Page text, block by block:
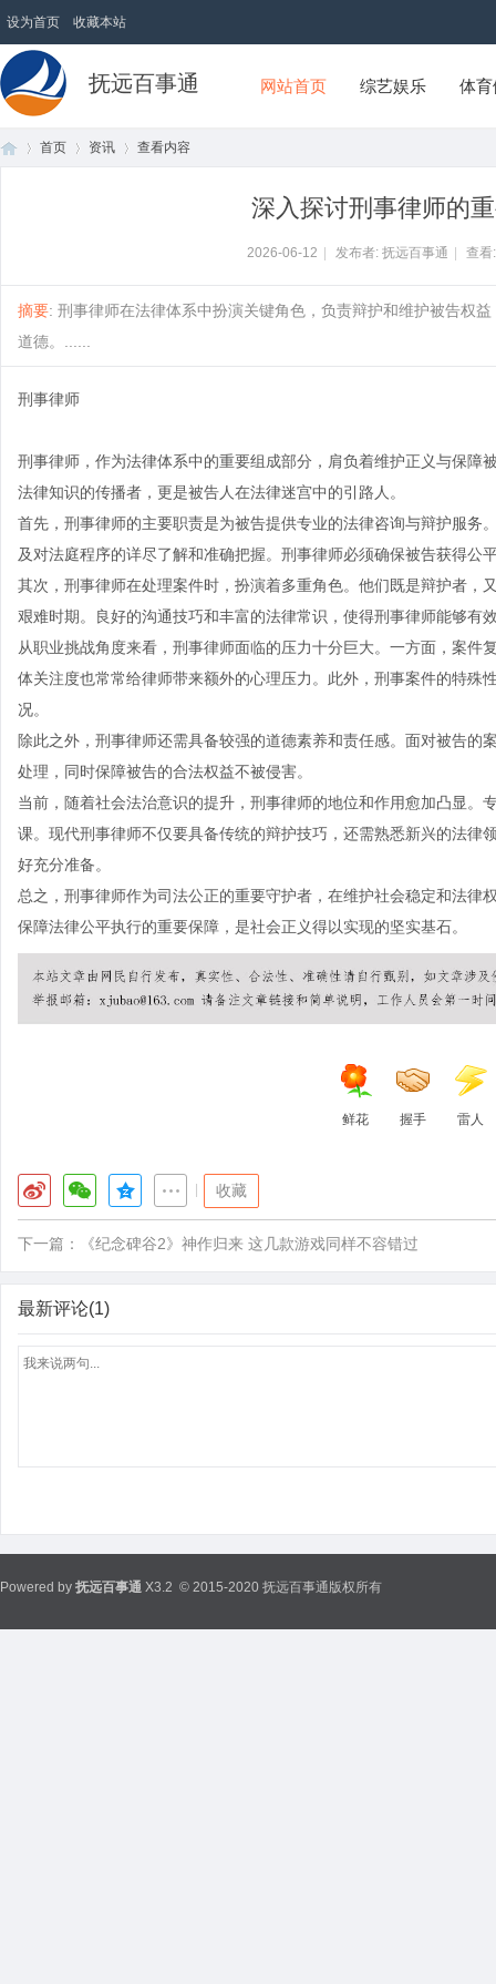
设为首页 收藏本站
抚远百事通 网站首页 综艺娱乐 体
首页 资讯 查看内容
深入探讨刑事律师的
2026-06-12 发布者: 抚远百事通 查
摘要: 刑事律师在法律体系中扮演关键角色，负责辩护和维护被告权
道德。......
刑事律师
刑事律师，作为法律体系中的重要组成部分，肩负着维护正义与保障
法律知识的传播者，更是被告人在法律迷宫中的引路人。
首先，刑事律师的主要职责是为被告提供专业的法律咨询与辩护服务
及对法庭程序的详尽了解和准确把握。刑事律师必须确保被告获得公
其次，刑事律师在处理案件时，扮演着多重角色。他们既是辩护者，
艰难时期。良好的沟通技巧和丰富的法律常识，使得刑事律师能够有
从职业挑战角度来看，刑事律师面临的压力十分巨大。一方面，案
体关注度也常常给律师带来额外的心理压力。此外，刑事案件的特殊
况。
除此之外，刑事律师还需具备较强的道德素养和责任感。面对被告
处理，同时保障被告的合法权益不被侵害。
当前，随着社会法治意识的提升，刑事律师的地位和作用愈加凸显
课。现代刑事律师不仅要具备传统的辩护技巧，还需熟悉新兴的法律
好充分准备。
总之，刑事律师作为司法公正的重要守护者，在维护社会稳定和法
保障法律公平执行的重要保障，是社会正义得以实现的坚实基石。
鲜花 握手 雷人
收藏
下一篇： 《纪念碑谷2》神作归来 这几款游戏同样不容错过
最新评论(1)
Powered by 抚远百事通 X3.2 © 2015-2020 抚远百事通版权所有